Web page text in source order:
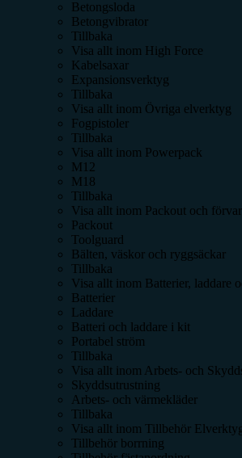
Betongsloda
Betongvibrator
Tillbaka
Visa allt inom High Force
Kabelsaxar
Expansionsverktyg
Tillbaka
Visa allt inom Övriga elverktyg
Fogpistoler
Tillbaka
Visa allt inom Powerpack
M12
M18
Tillbaka
Visa allt inom Packout och
Packout
Toolguard
Bälten, väskor och ryggsäckar
Tillbaka
Visa allt inom Batterier, laddare
Batterier
Laddare
Batteri och laddare i kit
Portabel ström
Tillbaka
Visa allt inom Arbets- och
Skyddsutrustning
Arbets- och värmekläder
Tillbaka
Visa allt inom Tillbehör
Tillbehör borrning